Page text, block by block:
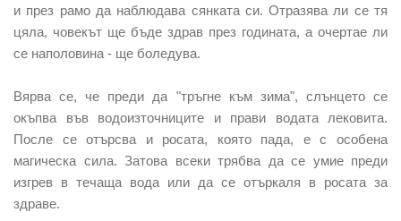
и през рамо да наблюдава сянката си. Отразява ли се тя
цяла, човекът ще бъде здрав през годината, а очертае ли
се наполовина - ще боледува.
Вярва се, че преди да "тръгне към зима", слънцето се
окъпва във водоизточниците и прави водата лековита.
После се отърсва и росата, която пада, е с особена
магическа сила. Затова всеки трябва да се умие преди
изгрев в течаща вода или да се отъркаля в росата за
здраве.